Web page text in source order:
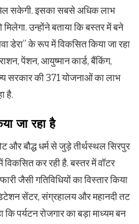
सकेगी. इसका सबसे अधिक लाभ
मिलेगा. उन्होंने बताया कि बस्तर में बने
डेरा” के रूप में विकसित किया जा रहा
पेंशन, आयुष्मान कार्ड, बैंकिंग,
सरकार की 371 योजनाओं का लाभ
है.
जा रहा है
और बौद्ध धर्म से जुड़े तीर्थस्थल सिरपुर
कर रही है. बस्तर में वॉटर
जैसी गतिविधियों का विस्तार किया
सेंटर, संग्रहालय और महानदी तट
कि पर्यटन रोजगार का बड़ा माध्यम बन